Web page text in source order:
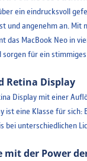
ein eindrucksvoll
und angenehm an.
das MacBook Neo in
für ein
Retina Display
Display mit einer
ist eine Klasse für
bei unterschiedlichen
der Power